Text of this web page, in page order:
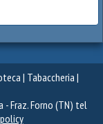
| Tabaccheria |
- Fraz. Forno (TN) tel